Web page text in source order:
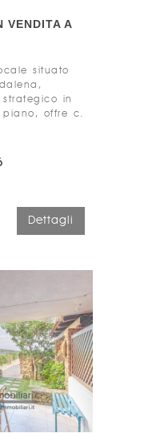
VENDITA A
situato
in
offre c.
Dettagli